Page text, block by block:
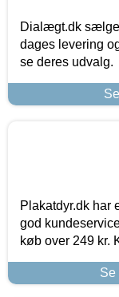
Dialægt.dk
dages levering
se deres udvalg.
Plakatdyr.dk har
god
køb over 249 kr.
Se